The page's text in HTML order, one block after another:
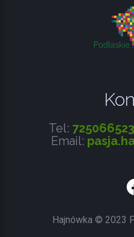
Tel: 725066523
Email:
Hajnówka © 2023